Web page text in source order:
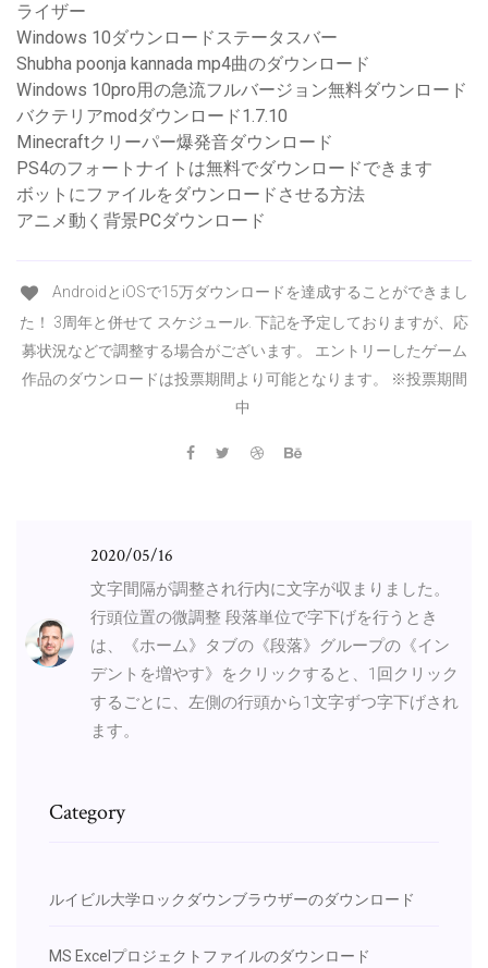
ライザー
Windows 10ダウンロードステータスバー
Shubha poonja kannada mp4曲のダウンロード
Windows 10pro用の急流フルバージョン無料ダウンロード
バクテリアmodダウンロード1.7.10
Minecraftクリーパー爆発音ダウンロード
PS4のフォートナイトは無料でダウンロードできます
ボットにファイルをダウンロードさせる方法
アニメ動く背景PCダウンロード
AndroidとiOSで15万ダウンロードを達成することができまし
た！ 3周年と併せて スケジュール. 下記を予定しておりますが、応
募状況などで調整する場合がございます。 エントリーしたゲーム
作品のダウンロードは投票期間より可能となります。 ※投票期間
中
2020/05/16
文字間隔が調整され行内に文字が収まりました。
行頭位置の微調整 段落単位で字下げを行うとき
は、《ホーム》タブの《段落》グループの《イン
デントを増やす》をクリックすると、1回クリック
するごとに、左側の行頭から1文字ずつ字下げされ
ます。
Category
ルイビル大学ロックダウンブラウザーのダウンロード
MS Excelプロジェクトファイルのダウンロード